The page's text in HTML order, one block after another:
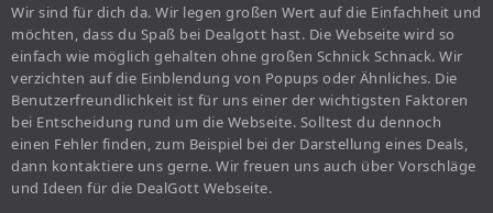
Wir sind für dich da. Wir legen großen Wert auf die Einfachheit und
möchten, dass du Spaß bei Dealgott hast. Die Webseite wird so
einfach wie möglich gehalten ohne großen Schnick Schnack. Wir
verzichten auf die Einblendung von Popups oder Ähnliches. Die
Benutzerfreundlichkeit ist für uns einer der wichtigsten Faktoren
bei Entscheidung rund um die Webseite. Solltest du dennoch
einen Fehler finden, zum Beispiel bei der Darstellung eines Deals,
dann kontaktiere uns gerne. Wir freuen uns auch über Vorschläge
und Ideen für die DealGott Webseite.